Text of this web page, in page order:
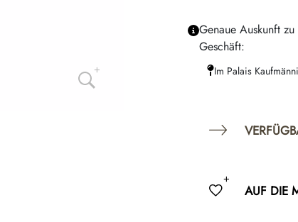
Genaue Auskunft
Geschäft:
Im Palais
AUF DIE